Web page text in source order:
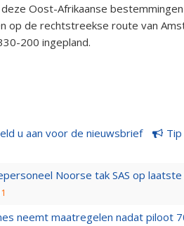
Oost-Afrikaanse
op de rechtstreekse route van
200 ingepland.
u aan voor de nieuwsbrief
Noorse tak SAS op
neemt maatregelen nadat piloot